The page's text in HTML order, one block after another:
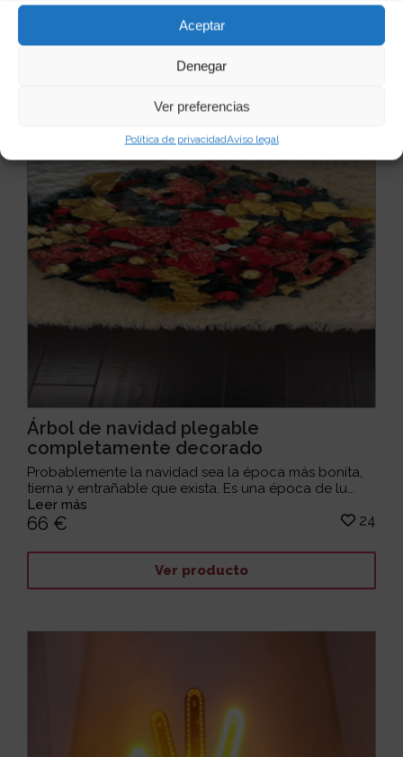
Aceptar
Denegar
Ver preferencias
Política de privacidadAviso legal
817 € 37
Árbol de navidad plegable
completamente decorado
Probablemente la navidad sea la época más bonita,
tierna y entrañable que exista. Es una época de lu...
Leer más
66 € 24
Ver producto